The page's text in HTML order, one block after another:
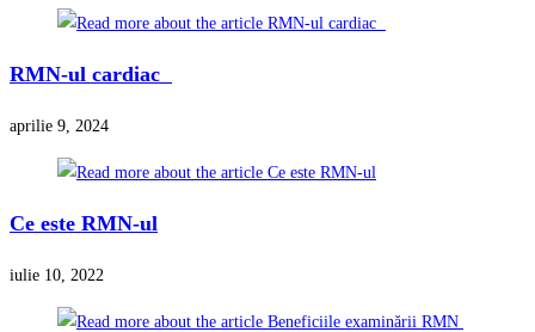
RMN-ul cardiac
aprilie 9, 2024
Ce este RMN-ul
iulie 10, 2022